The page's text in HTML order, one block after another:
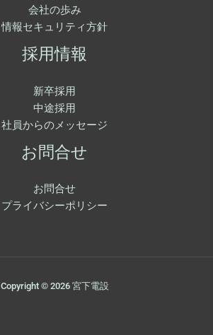
会社の歩み
情報セキュリティ方針
採用情報
新卒採用
中途採用
社員からのメッセージ
お問合せ
お問合せ
プライバシーポリシー
Copyright © 2026 宮下電設